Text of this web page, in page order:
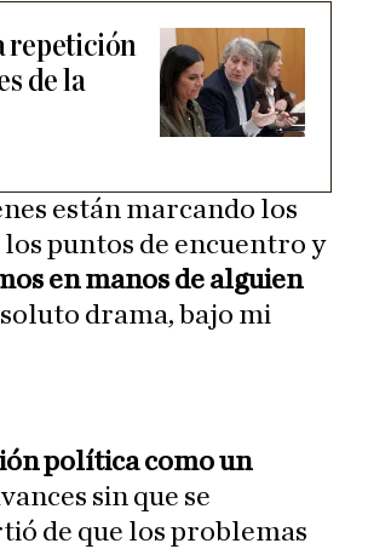
repetición
de la
están marcando los
puntos de encuentro y
en manos de alguien
drama, bajo mi
política como un
sin que se
de que los problemas